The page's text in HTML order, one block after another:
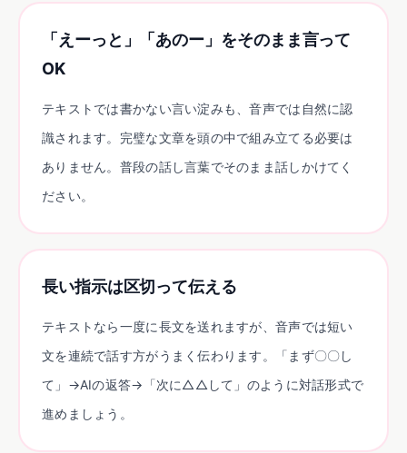
「えーっと」「あのー」をそのまま言って
OK
テキストでは書かない言い淀みも、音声では自然に認
識されます。完璧な文章を頭の中で組み立てる必要は
ありません。普段の話し言葉でそのまま話しかけてく
ださい。
長い指示は区切って伝える
テキストなら一度に長文を送れますが、音声では短い
文を連続で話す方がうまく伝わります。「まず〇〇し
て」→AIの返答→「次に△△して」のように対話形式で
進めましょう。